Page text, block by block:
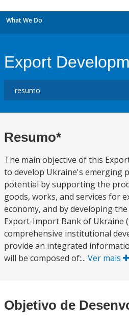
What We Do
Export
Resumo*
The main objective of this
to develop Ukraine's emerging
potential by supporting the
goods, works, and services for
economy, and by developing
Export-Import Bank of Ukraine
comprehensive institutional
provide an integrated
will be composed of:... Ver mais
Objetivo de